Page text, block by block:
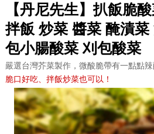
【丹尼先生】扒飯脆
拌飯 炒菜 醬菜 醃漬
包小腸酸菜 刈包酸菜
嚴選台灣芥菜製作，微酸脆帶有一點點
脆口好吃、拌飯炒菜也可以！